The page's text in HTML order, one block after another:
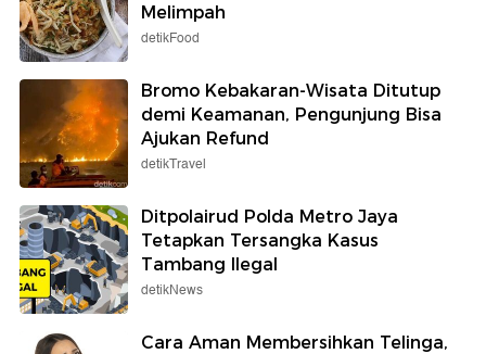
Melimpah
detikFood
Bromo Kebakaran-Wisata Ditutup
demi Keamanan, Pengunjung Bisa
Ajukan Refund
detikTravel
Ditpolairud Polda Metro Jaya
Tetapkan Tersangka Kasus
Tambang Ilegal
detikNews
Cara Aman Membersihkan Telinga,